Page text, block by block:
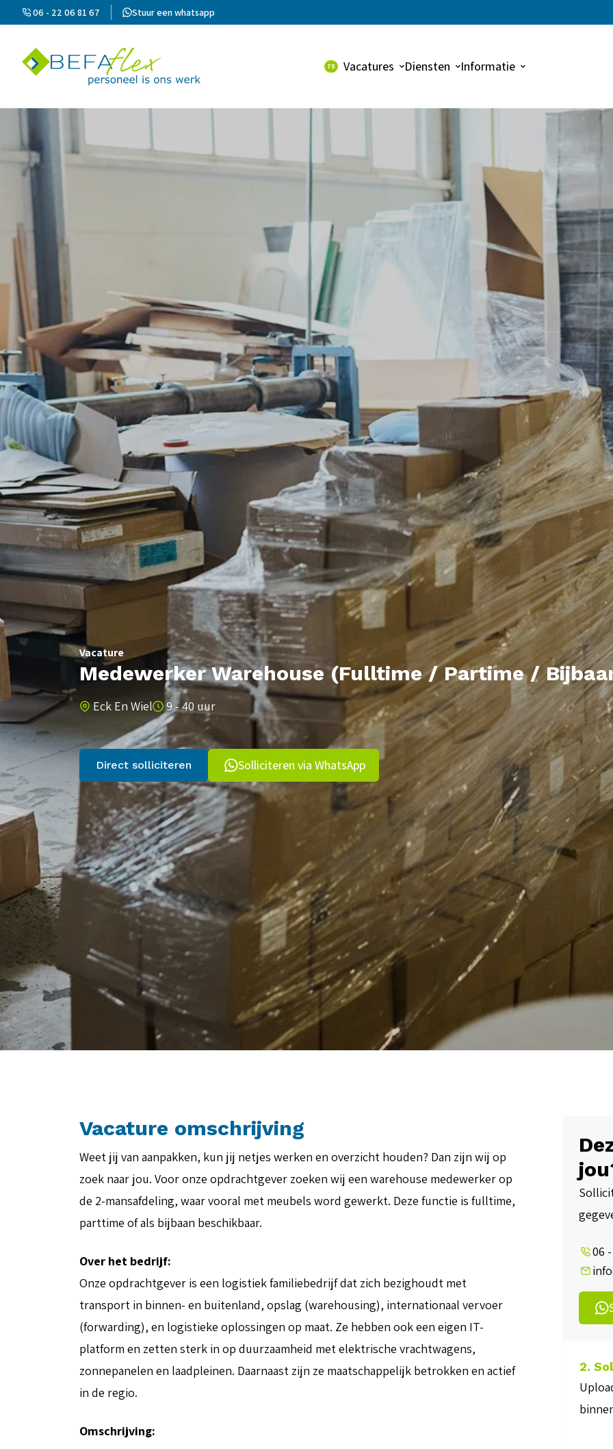
06 - 22 06 81 67 Stuur een whatsapp
75 Vacatures
Alle vacatures
Diensten
Uitzenden
Detacheren
Werving & selectie
Informatie
Over ons
Vacature
Medewerker Warehouse (Fulltime / Partime /
Eck En Wiel 9 - 40 uur
Direct solliciteren Solliciteren via WhatsApp
Vacature omschrijving
Weet jij van aanpakken, kun jij netjes werken en overzicht houden? Dan zijn wij op
zoek naar jou. Voor onze opdrachtgever zoeken wij een warehouse medewerker op
de 2-mansafdeling, waar vooral met meubels word gewerkt. Deze functie is fulltime,
parttime of als bijbaan beschikbaar.
Over het bedrijf:
Onze opdrachtgever is een logistiek familiebedrijf dat zich bezighoudt met
transport in binnen- en buitenland, opslag (warehousing), internationaal vervoer
(forwarding), en logistieke oplossingen op maat. Ze hebben ook een eigen IT-
platform en zetten sterk in op duurzaamheid met elektrische vrachtwagens,
zonnepanelen en laadpleinen. Daarnaast zijn ze maatschappelijk betrokken en actief
in de regio.
Omschrijving:
06
2. Solliciteer
Upload je CV
binnen een